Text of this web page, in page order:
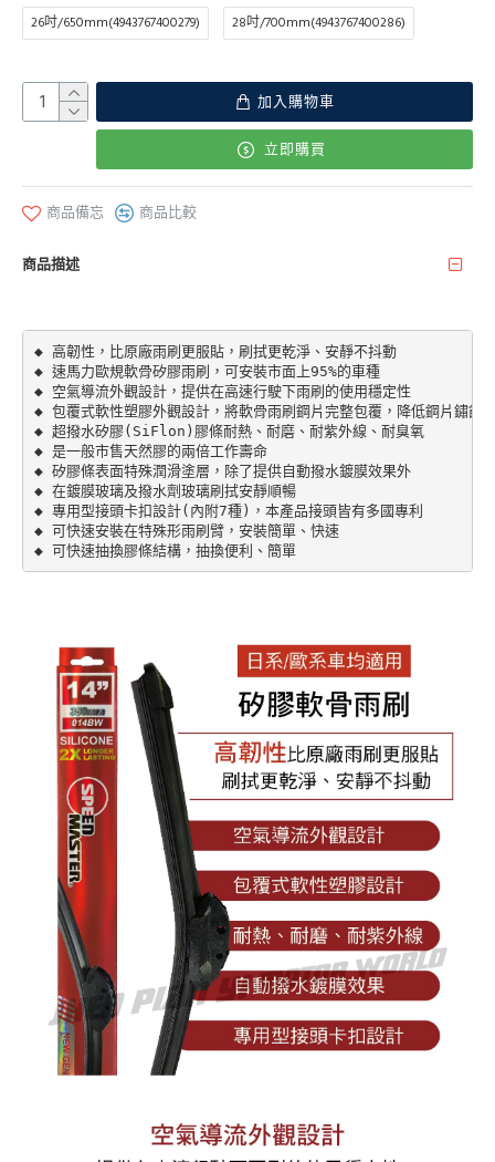
26吋/650mm(4943767400279) 28吋/700mm(4943767400286)
加入購物車
立即購買
商品備忘 商品比較
商品描述
◆ 高韌性，比原廠雨刷更服貼，刷拭更乾淨、安靜不抖動
◆ 速馬力歐規軟骨矽膠雨刷，可安裝市面上95%的車種
◆ 空氣導流外觀設計，提供在高速行駛下雨刷的使用穩定性
◆ 包覆式軟性塑膠外觀設計，將軟骨雨刷鋼片完整包覆，降低鋼片鏽蝕
◆ 超撥水矽膠(SiFlon)膠條耐熱、耐磨、耐紫外線、耐臭氧
◆ 是一般市售天然膠的兩倍工作壽命
◆ 矽膠條表面特殊潤滑塗層，除了提供自動撥水鍍膜效果外
◆ 在鍍膜玻璃及撥水劑玻璃刷拭安靜順暢
◆ 專用型接頭卡扣設計(內附7種)，本產品接頭皆有多國專利
◆ 可快速安裝在特殊形雨刷臂，安裝簡單、快速
◆ 可快速抽換膠條結構，抽換便利、簡單